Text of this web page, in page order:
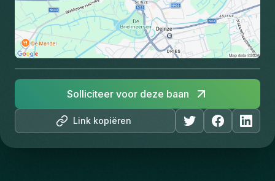
Link kopiëren
Solliciteer voor deze baan